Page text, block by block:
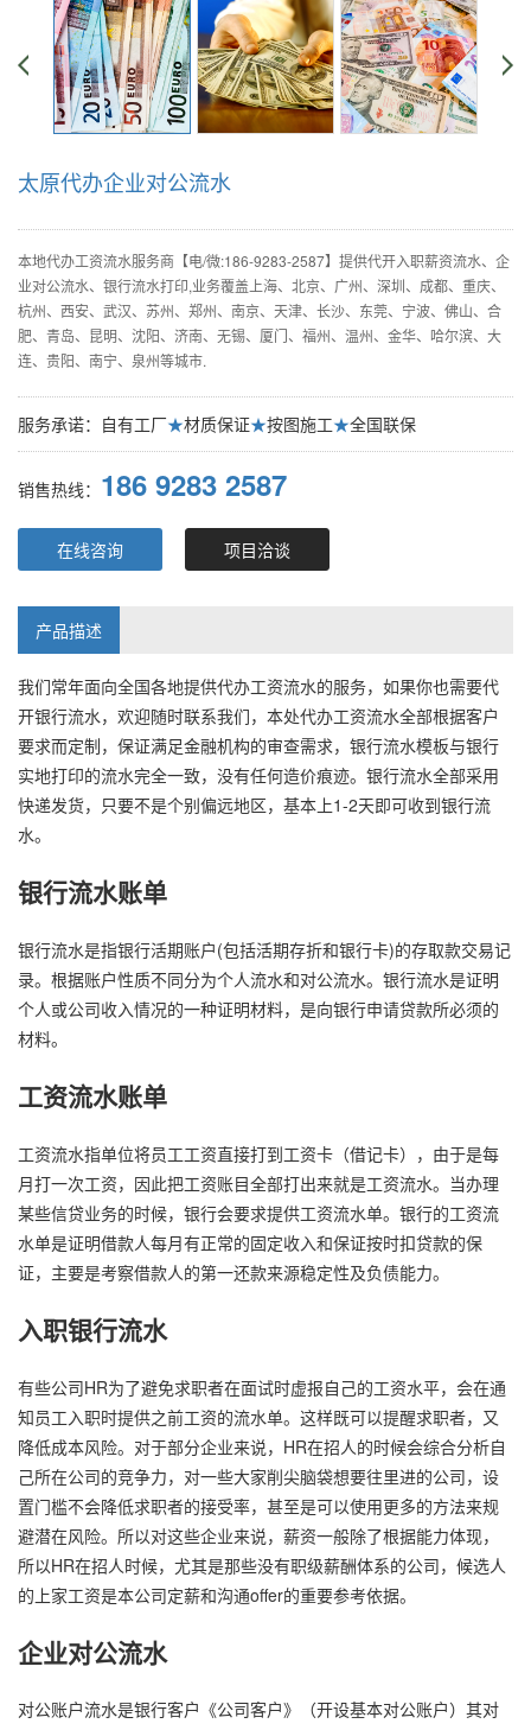
太原代办企业对公流水
本地代办工资流水服务商【电/微:186-9283-2587】提供代开入职薪资流水、企
业对公流水、银行流水打印,业务覆盖上海、北京、广州、深圳、成都、重庆、
杭州、西安、武汉、苏州、郑州、南京、天津、长沙、东莞、宁波、佛山、合
肥、青岛、昆明、沈阳、济南、无锡、厦门、福州、温州、金华、哈尔滨、大
连、贵阳、南宁、泉州等城市.
服务承诺：自有工厂★材质保证★按图施工★全国联保
销售热线： 186 9283 2587
在线咨询 项目洽谈
产品描述
我们常年面向全国各地提供代办工资流水的服务，如果你也需要代
开银行流水，欢迎随时联系我们，本处代办工资流水全部根据客户
要求而定制，保证满足金融机构的审查需求，银行流水模板与银行
实地打印的流水完全一致，没有任何造价痕迹。银行流水全部采用
快递发货，只要不是个别偏远地区，基本上1-2天即可收到银行流
水。
银行流水账单
银行流水是指银行活期账户(包括活期存折和银行卡)的存取款交易记
录。根据账户性质不同分为个人流水和对公流水。银行流水是证明
个人或公司收入情况的一种证明材料，是向银行申请贷款所必须的
材料。
工资流水账单
工资流水指单位将员工工资直接打到工资卡（借记卡），由于是每
月打一次工资，因此把工资账目全部打出来就是工资流水。当办理
某些信贷业务的时候，银行会要求提供工资流水单。银行的工资流
水单是证明借款人每月有正常的固定收入和保证按时扣贷款的保
证，主要是考察借款人的第一还款来源稳定性及负债能力。
入职银行流水
有些公司HR为了避免求职者在面试时虚报自己的工资水平，会在通
知员工入职时提供之前工资的流水单。这样既可以提醒求职者，又
降低成本风险。对于部分企业来说，HR在招人的时候会综合分析自
己所在公司的竞争力，对一些大家削尖脑袋想要往里进的公司，设
置门槛不会降低求职者的接受率，甚至是可以使用更多的方法来规
避潜在风险。所以对这些企业来说，薪资一般除了根据能力体现，
所以HR在招人时候，尤其是那些没有职级薪酬体系的公司，候选人
的上家工资是本公司定薪和沟通offer的重要参考依据。
企业对公流水
对公账户流水是银行客户《公司客户》（开设基本对公账户）其对